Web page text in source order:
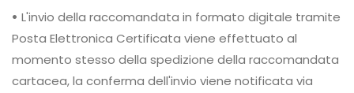
• L'invio della raccomandata in formato digitale tramite
Posta Elettronica Certificata viene effettuato al
momento stesso della spedizione della raccomandata
cartacea, la conferma dell'invio viene notificata via